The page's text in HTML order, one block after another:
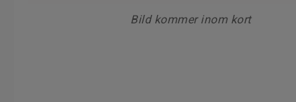
Bild kommer inom kort